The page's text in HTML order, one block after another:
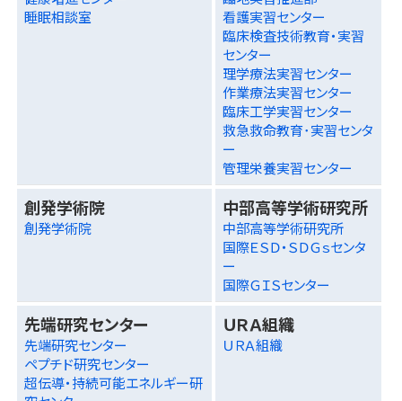
睡眠相談室
看護実習センター
臨床検査技術教育・実習
センター
理学療法実習センター
作業療法実習センター
臨床工学実習センター
救急救命教育･実習センタ
ー
管理栄養実習センター
創発学術院
創発学術院
中部高等学術研究所
中部高等学術研究所
国際ＥＳＤ・ＳＤＧｓセンタ
ー
国際ＧＩＳセンター
先端研究センター
先端研究センター
ペプチド研究センター
超伝導・持続可能エネルギー研
ＵＲＡ組織
ＵＲＡ組織